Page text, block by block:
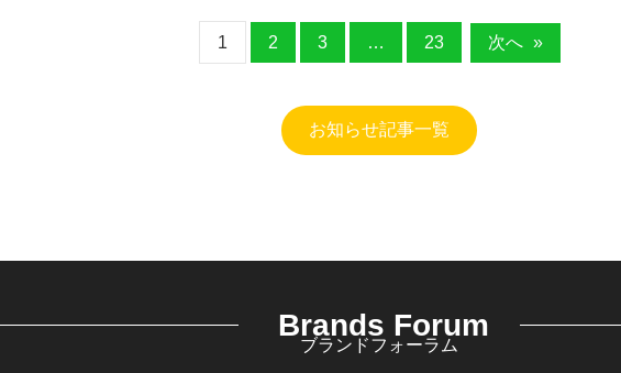
1 2 3 … 23 次へ »
お知らせ記事一覧
Brands Forum
ブランドフォーラム